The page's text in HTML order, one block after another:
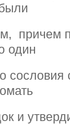
причем
один
и